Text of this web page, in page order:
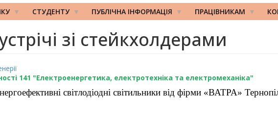
СТУДЕНТУ ПУБЛІЧНА ІНФОРМАЦІЯ ПРАЦІВНИКАМ
зі стейкхолдерами
141 "Електроенергетика, електротехніка та електромеханіка"
світлодіодні світильники від фірми «ВАТРА»